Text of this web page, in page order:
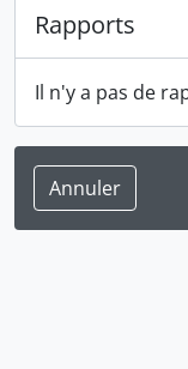
Rapports
Il n'y a pas de
Annuler